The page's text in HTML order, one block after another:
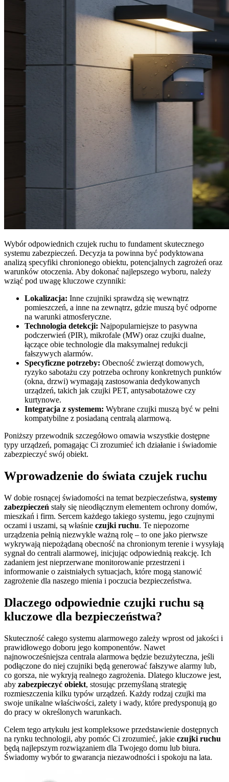
Wybór odpowiednich czujek ruchu to fundament skutecznego
systemu zabezpieczeń. Decyzja ta powinna być podyktowana
analizą specyfiki chronionego obiektu, potencjalnych zagrożeń oraz
warunków otoczenia. Aby dokonać najlepszego wyboru, należy
wziąć pod uwagę kluczowe czynniki:
Lokalizacja: Inne czujniki sprawdzą się wewnątrz
pomieszczeń, a inne na zewnątrz, gdzie muszą być odporne
na warunki atmosferyczne.
Technologia detekcji: Najpopularniejsze to pasywna
podczerwień (PIR), mikrofale (MW) oraz czujki dualne,
łączące obie technologie dla maksymalnej redukcji
fałszywych alarmów.
Specyficzne potrzeby: Obecność zwierząt domowych,
ryzyko sabotażu czy potrzeba ochrony konkretnych punktów
(okna, drzwi) wymagają zastosowania dedykowanych
urządzeń, takich jak czujki PET, antysabotażowe czy
kurtynowe.
Integracja z systemem: Wybrane czujki muszą być w pełni
kompatybilne z posiadaną centralą alarmową.
Poniższy przewodnik szczegółowo omawia wszystkie dostępne
typy urządzeń, pomagając Ci zrozumieć ich działanie i świadomie
zabezpieczyć swój obiekt.
Wprowadzenie do świata czujek ruchu
W dobie rosnącej świadomości na temat bezpieczeństwa, systemy
zabezpieczeń stały się nieodłącznym elementem ochrony domów,
mieszkań i firm. Sercem każdego takiego systemu, jego czujnymi
oczami i uszami, są właśnie czujki ruchu. Te niepozorne
urządzenia pełnią niezwykle ważną rolę – to one jako pierwsze
wykrywają niepożądaną obecność na chronionym terenie i wysyłają
sygnał do centrali alarmowej, inicjując odpowiednią reakcję. Ich
zadaniem jest nieprzerwane monitorowanie przestrzeni i
informowanie o zaistniałych sytuacjach, które mogą stanowić
zagrożenie dla naszego mienia i poczucia bezpieczeństwa.
Dlaczego odpowiednie czujki ruchu są
kluczowe dla bezpieczeństwa?
Skuteczność całego systemu alarmowego zależy wprost od jakości i
prawidłowego doboru jego komponentów. Nawet
najnowocześniejsza centrala alarmowa będzie bezużyteczna, jeśli
podłączone do niej czujniki będą generować fałszywe alarmy lub,
co gorsza, nie wykryją realnego zagrożenia. Dlatego kluczowe jest,
aby zabezpieczyć obiekt, stosując przemyślaną strategię
rozmieszczenia kilku typów urządzeń. Każdy rodzaj czujki ma
swoje unikalne właściwości, zalety i wady, które predysponują go
do pracy w określonych warunkach.
Celem tego artykułu jest kompleksowe przedstawienie dostępnych
na rynku technologii, aby pomóc Ci zrozumieć, jakie czujki ruchu
będą najlepszym rozwiązaniem dla Twojego domu lub biura.
Świadomy wybór to gwarancja niezawodności i spokoju na lata.